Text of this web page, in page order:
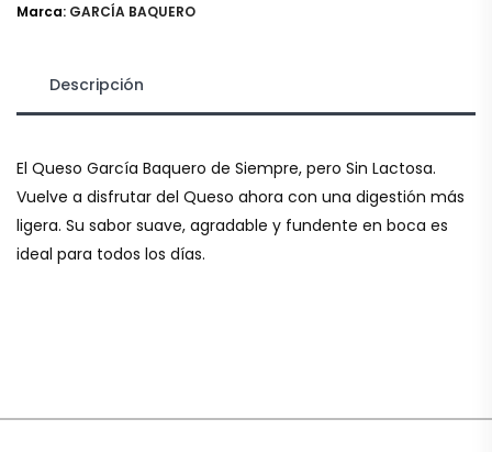
Marca: GARCÍA BAQUERO
Descripción
El Queso García Baquero de Siempre, pero Sin Lactosa.
Vuelve a disfrutar del Queso ahora con una digestión más
ligera. Su sabor suave, agradable y fundente en boca es
ideal para todos los días.